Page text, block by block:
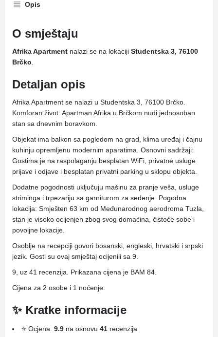
Opis
O smještaju
Afrika Apartment nalazi se na lokaciji Studentska 3, 76100
Brčko
Detaljan opis
Afrika Apartment se nalazi u Studentska 3, 76100 Brčko.
Komforan život: Apartman Afrika u Brčkom nudi jednosoban
stan sa dnevnim boravkom.
Objekat ima balkon sa pogledom na grad, klima uređaj i čajnu
kuhinju opremljenu modernim aparatima. Osnovni sadržaji:
Gostima je na raspolaganju besplatan WiFi, privatne usluge
prijave i odjave i besplatan privatni parking u sklopu objekta.
Dodatne pogodnosti uključuju mašinu za pranje veša, usluge
striminga i trpezariju sa garniturom za sedenje. Pogodna
lokacija: Smješten 63 km od Međunarodnog aerodroma Tuzla,
stan je visoko ocijenjen zbog svog domaćina, čistoće sobe i
povoljne lokacije.
Osoblje na recepciji govori bosanski, engleski, hrvatski i srpski
jezik. Gosti su ovaj smještaj ocijenili sa 9.
9, uz 41 recenzija. Prikazana cijena je BAM 84.
Cijena za 2 osobe i 1 noćenje.
✨ Kratke informacije
⭐ Ocjena: 9.9 na osnovu 41 recenzija